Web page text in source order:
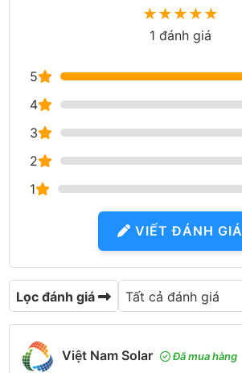
★★★★★
1 đánh giá
5
4
3
2
1
VIẾT ĐÁNH GIÁ
Lọc đánh giá
Việt Nam Solar Đã mua hàng